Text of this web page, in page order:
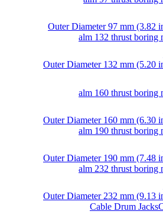
Outer Diameter97 mm (3.82
Outer Diameter 132 mm (5.20
Outer Diameter 160 mm (6.30
Outer Diameter 190 mm (7.48
Outer Diameter 232 mm (9.13
Cable Drum Jacks